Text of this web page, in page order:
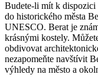
Budete-li mít k dispozici
do historického města
UNESCO. Berat je
krásnými kostely.
obdivovat
nezapomeňte​ navštívit
výhledy na město​ a‌